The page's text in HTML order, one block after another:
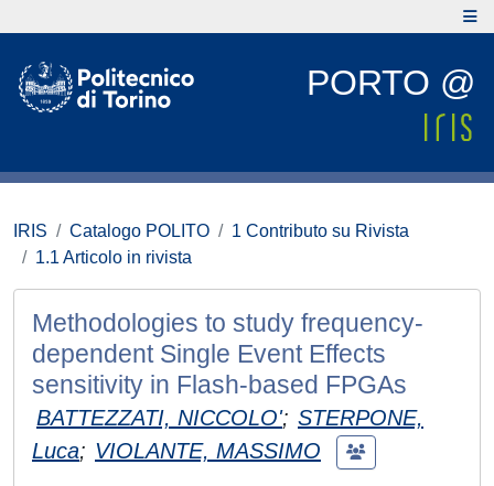
PORTO @
IRIS Catalogo POLITO
1 Contributo su Rivista
1.1 Articolo in rivista
Methodologies to study frequency-
dependent Single Event Effects
sensitivity in Flash-based FPGAs
BATTEZZATI, NICCOLO'; STERPONE,
Luca; VIOLANTE, MASSIMO